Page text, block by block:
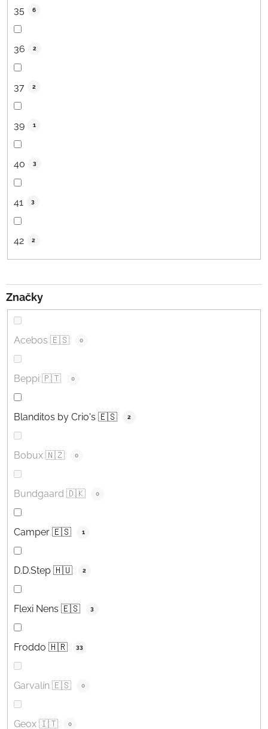
35 6
36 2
37 2
39 1
40 3
41 3
42 2
Značky
Acebos 🇪🇸 0
Beppi 🇵🇹 0
Blanditos by Crio's 🇪🇸 2
Bobux 🇳🇿 0
Bundgaard 🇩🇰 0
Camper 🇪🇸 1
D.D.Step 🇭🇺 2
Flexi Nens 🇪🇸 3
Froddo 🇭🇷 33
Garvalín 🇪🇸 0
Geox 🇮🇹 0